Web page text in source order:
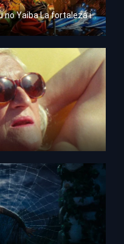
Guardianes de la noche: Kimetsu no Yaiba La fortaleza infinita